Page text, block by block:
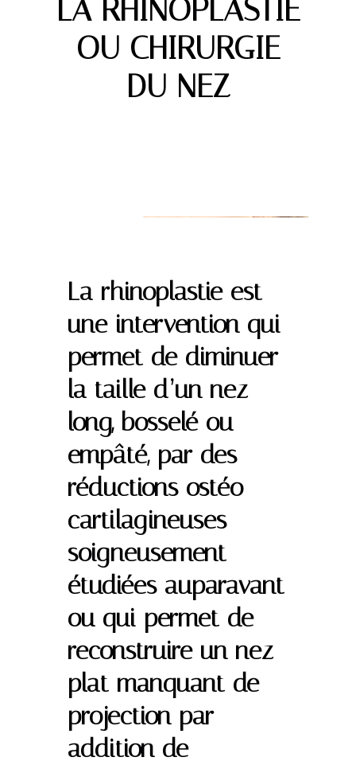
LA RHINOPLASTIE
OU CHIRURGIE
DU NEZ
La rhinoplastie est
une intervention qui
permet de diminuer
la taille d’un nez
long, bosselé ou
empâté, par des
réductions ostéo-
cartilagineuses
soigneusement
étudiées auparavant
ou qui permet de
reconstruire un nez
plat manquant de
projection par
addition de